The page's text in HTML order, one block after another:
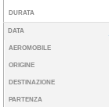
DURATA
DATA
AEROMOBILE
ORIGINE
DESTINAZIONE
PARTENZA